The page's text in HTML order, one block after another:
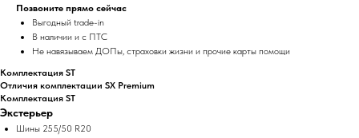
Позвоните прямо сейчас
Выгодный trade-in
В наличии и с ПТС
Не навязываем ДОПы, страховки жизни и прочие карты помощи
Комплектация ST
Отличия комплектации SX Premium
Комплектация ST
Экстерьер
Шины 255/50 R20